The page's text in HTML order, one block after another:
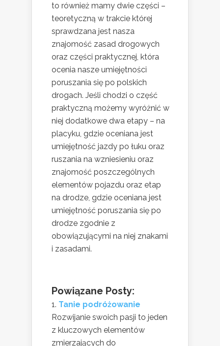
to również mamy dwie części –
teoretyczną w trakcie której
sprawdzana jest nasza
znajomość zasad drogowych
oraz części praktycznej, która
ocenia nasze umiejętności
poruszania się po polskich
drogach. Jeśli chodzi o część
praktyczną możemy wyróżnić w
niej dodatkowe dwa etapy – na
placyku, gdzie oceniana jest
umiejętność jazdy po łuku oraz
ruszania na wzniesieniu oraz
znajomość poszczególnych
elementów pojazdu oraz etap
na drodze, gdzie oceniana jest
umiejętność poruszania się po
drodze zgodnie z
obowiązującymi na niej znakami
i zasadami.
Powiązane Posty:
Tanie podróżowanie
Rozwijanie swoich pasji to jeden
z kluczowych elementów
zmierzających do